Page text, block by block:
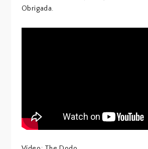
Obrigada.